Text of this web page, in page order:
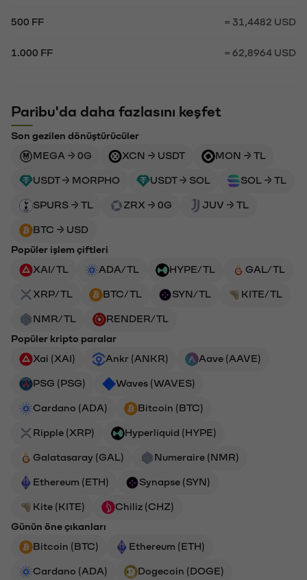
500 FF = 31,4482 USD
1.000 FF = 62,8964 USD
Paribu'da daha fazlasını keşfet
Son gezilen dönüştürücüler
MEGA → 0G
XCN → USDT MON → TL
USDT → MORPHO USDT → SOL SOL → TL
SPURS → TL ZRX → 0G JUV → TL
BTC → USD
Popüler işlem çiftleri
XAI/TL
ADA/TL HYPE/TL GAL/TL
XRP/TL BTC/TL SYN/TL KITE/TL
NMR/TL
RENDER/TL
Popüler kripto paralar
Xai (XAI)
Ankr (ANKR) Aave (AAVE)
PSG (PSG) Waves (WAVES)
Cardano (ADA) Bitcoin (BTC)
Ripple (XRP) Hyperliquid (HYPE)
Galatasaray (GAL) Numeraire (NMR)
Ethereum (ETH) Synapse (SYN)
Kite (KITE)
Chiliz (CHZ)
Günün öne çıkanları
Bitcoin (BTC)
Ethereum (ETH)
Cardano (ADA) Dogecoin (DOGE)